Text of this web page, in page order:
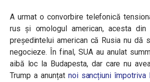
A urmat o convorbire telefonică
rus și omologul american, acesta din
președintelui american că Rusia nu dă
negocieze. În final, SUA au anulat
aibă loc la Budapesta, dar care nu
Trump a anunțat noi sancțiuni